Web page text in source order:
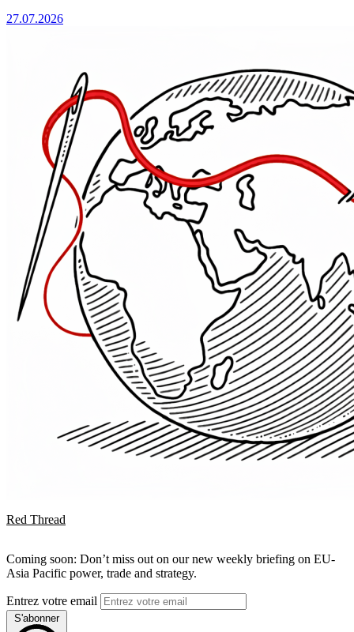
27.07.2026
Red Thread
Coming soon: Don’t miss out on our new weekly briefing on EU-
Asia Pacific power, trade and strategy.
Entrez votre email
S'abonner